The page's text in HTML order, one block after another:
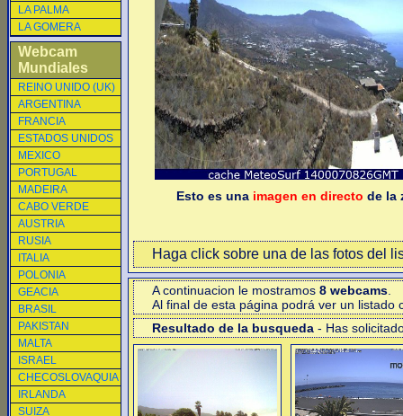
LA PALMA
LA GOMERA
Webcam
Mundiales
REINO UNIDO (UK)
ARGENTINA
FRANCIA
ESTADOS UNIDOS
MEXICO
PORTUGAL
MADEIRA
CABO VERDE
AUSTRIA
RUSIA
ITALIA
POLONIA
GEACIA
BRASIL
PAKISTAN
MALTA
ISRAEL
CHECOSLOVAQUIA
IRLANDA
SUIZA
Esto es una imagen en directo de la
Haga click sobre una de las fotos del
A continuacion le mostramos 8 webcams
Al final de esta página podrá ver un
Resultado de la busqueda - Has